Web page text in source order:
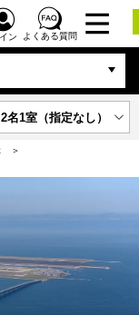
ン よくある質問
2名1室（指定なし）